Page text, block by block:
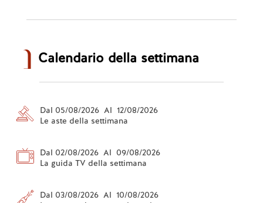
Calendario della settimana
Dal 05/08/2026 Al 12/08/2026
Le aste della settimana
Dal 02/08/2026 Al 09/08/2026
La guida TV della settimana
Dal 03/08/2026 Al 10/08/2026